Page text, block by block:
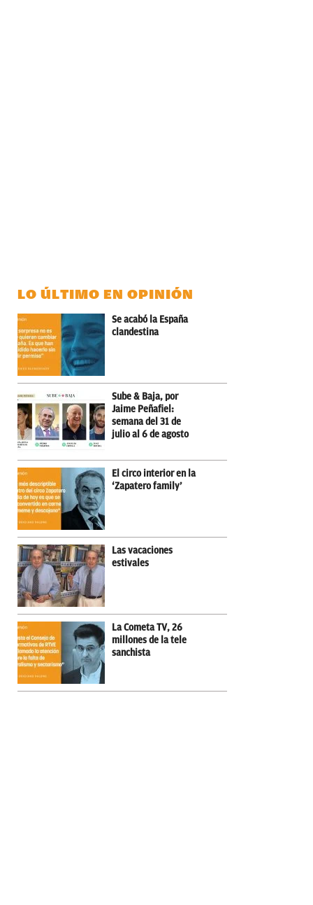
LO ÚLTIMO EN OPINIÓN
Se acabó la España
clandestina
Sube & Baja, por
Jaime Peñafiel:
semana del 31 de
julio al 6 de agosto
El circo interior en la
‘Zapatero family’
Las vacaciones
estivales
La Cometa TV, 26
millones de la tele
sanchista